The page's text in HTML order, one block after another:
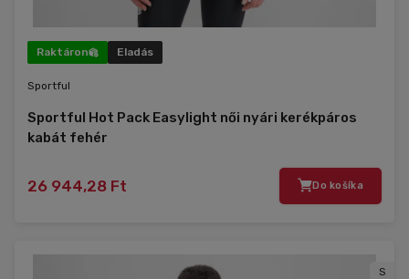
Raktáron Eladás
Sportful
Sportful Hot Pack Easylight női nyári kerékpáros
kabát fehér
26 944,28 Ft Do košíka
S